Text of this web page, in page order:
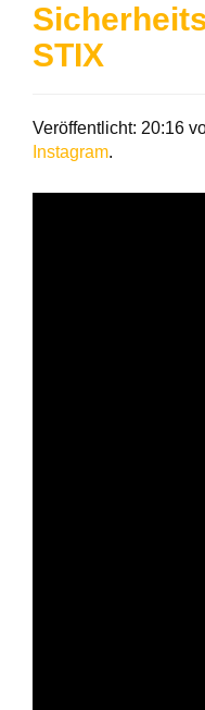
STIX
Veröffentlicht: 20:16
Instagram.